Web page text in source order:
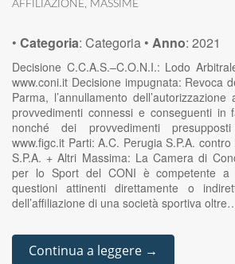
AFFILIAZIONE, MASSIME
• Categoria: Categoria • Anno: 2021
Decisione C.C.A.S.–C.O.N.I.: Lodo
www.coni.it Decisione impugnata: Revoca
Parma, l’annullamento
provvedimenti connessi e conseguenti in
nonché dei provvedimenti
www.figc.it Parti: A.C. Perugia S.P.A.
S.P.A. + Altri Massima: La Camera di
per lo Sport del CONI è competente
questioni attinenti direttamente o
dell’affiliazione di una società sportiva
Continua a leggere →